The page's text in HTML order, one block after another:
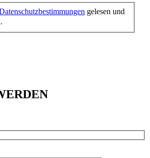
gelesen und